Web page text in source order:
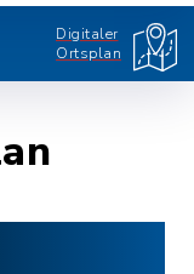
Digitaler
Ortsplan